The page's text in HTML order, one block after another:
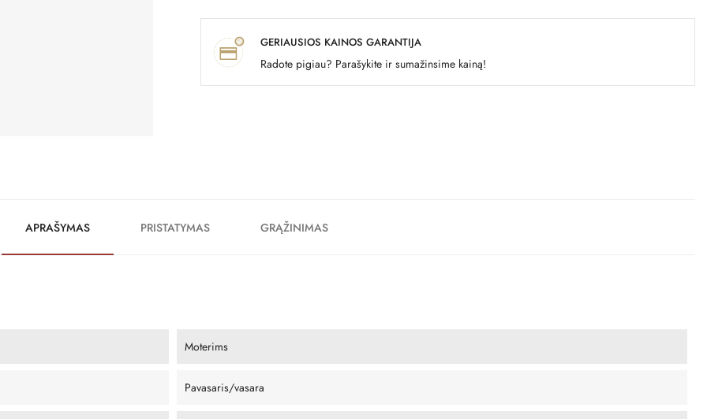
GERIAUSIOS KAINOS GARANTIJA
Radote pigiau? Parašykite ir sumažinsime kainą!
APRAŠYMAS PRISTATYMAS GRĄŽINIMAS
Moterims
Pavasaris/vasara